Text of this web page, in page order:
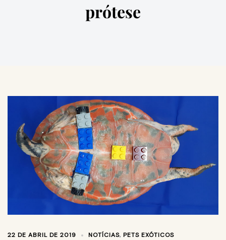
prótese
22 DE ABRIL DE 2019 NOTÍCIAS, PETS EXÓTICOS